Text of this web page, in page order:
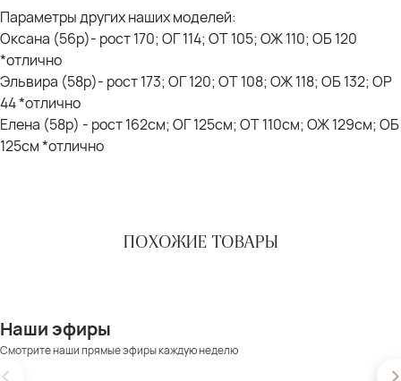
Параметры других наших моделей:
Оксана (56р)- рост 170; ОГ 114; ОТ 105; ОЖ 110; ОБ 120
*отлично
Эльвира (58р)- рост 173; ОГ 120; ОТ 108; ОЖ 118; ОБ 132; ОР
44 *отлично
Елена (58р) - рост 162см; ОГ 125см; ОТ 110см; ОЖ 129см; ОБ
125см *отлично
ПОХОЖИЕ ТОВАРЫ
Наши эфиры
Смотрите наши прямые эфиры каждую неделю